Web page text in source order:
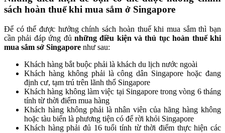
sách hoàn thuế khi mua sắm ở Singapore
Để có thể được hưởng chính sách hoàn thuế khi mua sắm thì bạn
cần phải đáp ứng đủ những điều kiện và thủ tục hoàn thuế khi
mua sắm sở Singapore như sau:
Khách hàng bắt buộc phải là khách du lịch nước ngoài
Khách hàng không phải là công dân Singapore hoặc đang
định cư, tạm trú trên lãnh thổ Singapore
Khách hàng không làm việc tại Singapore trong vòng 6 tháng
tính từ thời điểm mua hàng
Khách hàng không phải là nhân viên của hãng hàng không
hoặc tàu biển là phương tiện có để rời khỏi Singapore
Khách hàng phải đủ 16 tuổi tính từ thời điểm thực hiện các